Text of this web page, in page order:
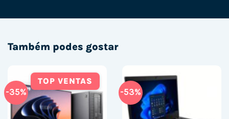
Também podes gostar
-35%
TOP VENTAS
-53%